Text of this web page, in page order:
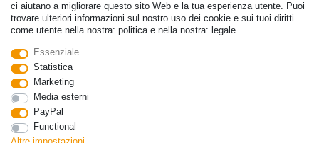
ci aiutano a migliorare questo sito Web e la tua esperienza utente. Puoi
trovare ulteriori informazioni sul nostro uso dei cookie e sui tuoi diritti
come utente nella nostra: politica e nella nostra: legale.
Essenziale
Statistica
Marketing
Media esterni
PayPal
Functional
© Copyright 2026 | Tutti i diritti riservati. - Tutti i diritti riservati. Prezzi
incl. 19% di imposta sul valore aggiunto | prezzi base vedi dettaglio
articolo | *Si applica alle consegne in Italia!
Withdraw from contract here